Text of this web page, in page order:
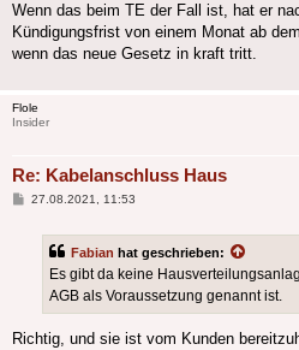
Wenn das beim TE der Fall ist, hat er
Kündigungsfrist von einem Monat ab
wenn das neue Gesetz in kraft tritt.
Flole
Insider
Re: Kabelanschluss Haus
Beitrag
27.08.2021, 11:53
Fabian hat geschrieben:
Es gibt da keine
AGB als Voraussetzung genannt ist.
Richtig, und sie ist vom Kunden